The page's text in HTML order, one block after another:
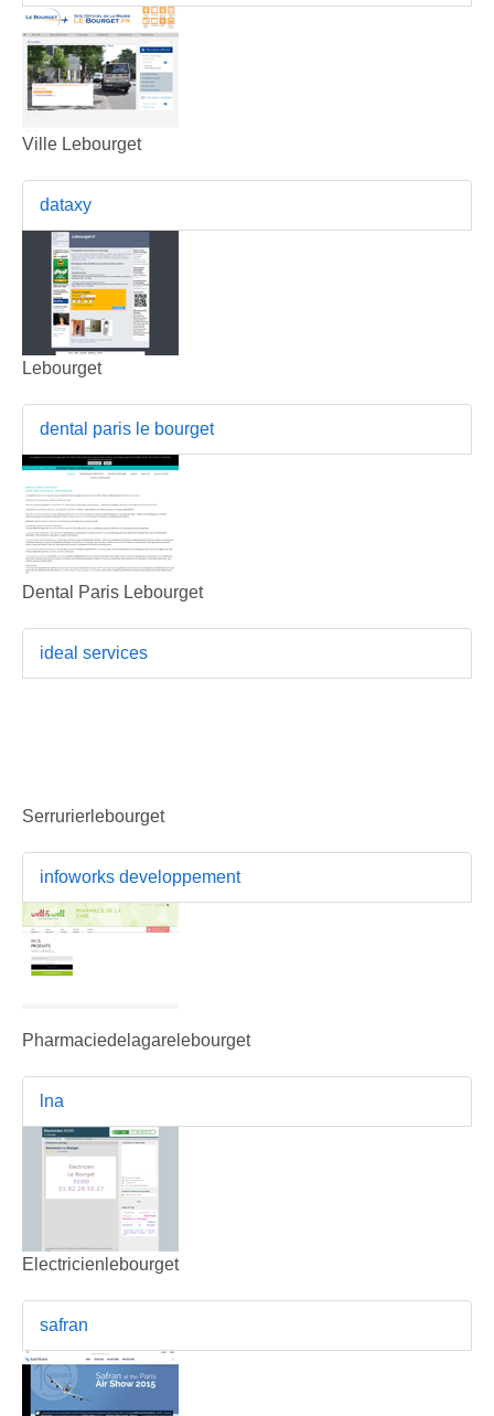
Ville Lebourget
dataxy
Lebourget
dental paris le bourget
Dental Paris Lebourget
ideal services
Serrurierlebourget
infoworks developpement
Pharmaciedelagarelebourget
lna
Electricienlebourget
safran